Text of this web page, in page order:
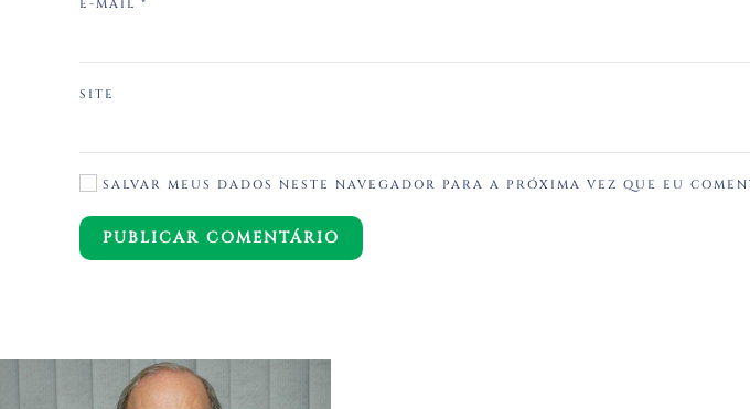
E-MAIL *
SITE
SALVAR MEUS DADOS NESTE NAVEGADOR PARA A PRÓXIMA VEZ QUE EU
PUBLICAR COMENTÁRIO